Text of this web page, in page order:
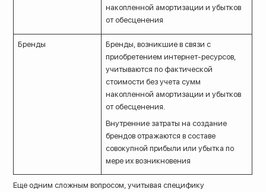
накопленной амортизации и убытков
от обесценения
Бренды
Бренды, возникшие в связи с
приобретением интернет-ресурсов,
учитываются по фактической
стоимости без учета сумм
накопленной амортизации и убытков
от обесценения.
Внутренние затраты на создание
брендов отражаются в составе
совокупной прибыли или убытка по
мере их возникновения
Еще одним сложным вопросом, учитывая специфику